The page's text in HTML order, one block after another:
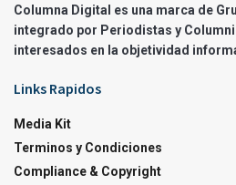
Columna Digital es una marca de
integrado por Periodistas y
interesados en la objetividad
Links Rapidos
Media Kit
Terminos y Condiciones
Compliance & Copyright